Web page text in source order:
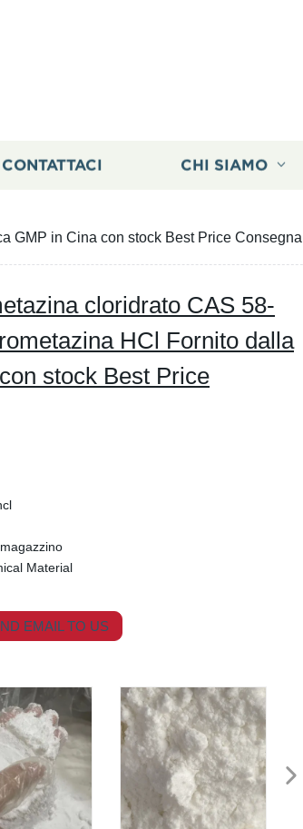
CONTATTACI CHI SIAMO
GMP in Cina con stock Best Price
cloridrato CAS 58-
HCl Fornito dalla
stock Best Price
Material
EMAIL TO US